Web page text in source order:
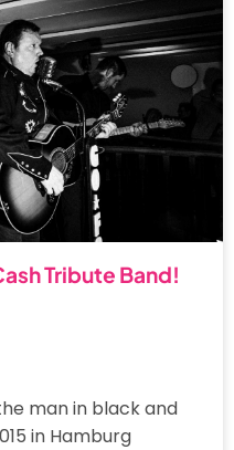
Tribute Band!
man in black and